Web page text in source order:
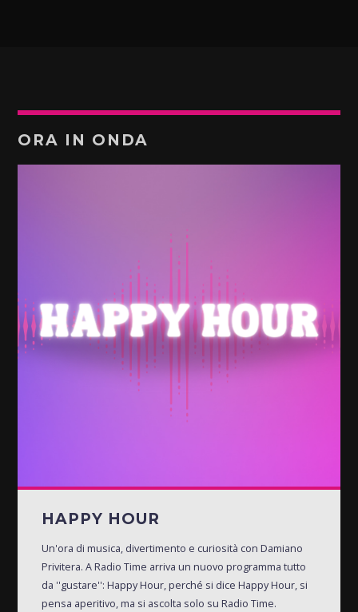
ORA IN ONDA
HAPPY HOUR
Un'ora di musica, divertimento e curiosità con Damiano
Privitera. A Radio Time arriva un nuovo programma tutto
da ''gustare'': Happy Hour, perché si dice Happy Hour, si
pensa aperitivo, ma si ascolta solo su Radio Time.